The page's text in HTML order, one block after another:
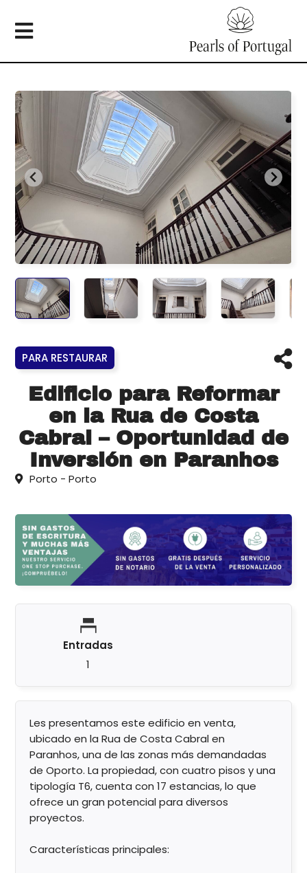
PARA RESTAURAR
Edificio para Reformar
en la Rua de Costa
Cabral – Oportunidad de
Inversión en Paranhos
Porto - Porto
Entradas
1
Les presentamos este edificio en venta,
ubicado en la Rua de Costa Cabral en
Paranhos, una de las zonas más demandadas
de Oporto. La propiedad, con cuatro pisos y una
tipología T6, cuenta con 17 estancias, lo que
ofrece un gran potencial para diversos
proyectos.
Características principales: